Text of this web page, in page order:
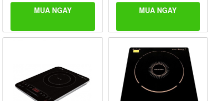
MUA NGAY
MUA NGAY